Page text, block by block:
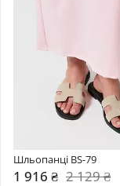
Шльопанці BS-79
1 916 ₴ 2 129 ₴